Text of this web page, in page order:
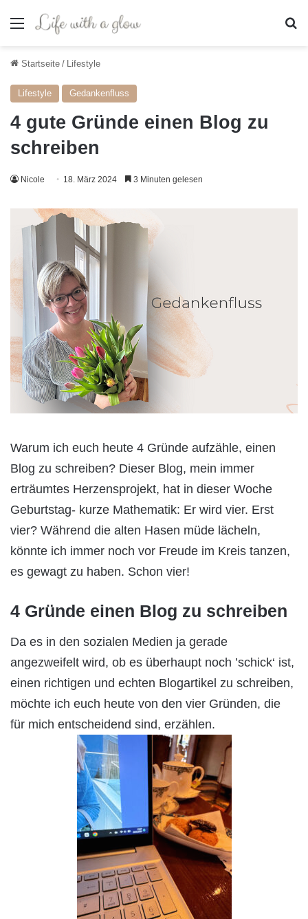
Menü
Startseite / Lifestyle
Lifestyle Gedankenfluss
4 gute Gründe einen Blog zu
schreiben
Nicole 18. März 2024 3 Minuten gelesen
Warum ich euch heute 4 Gründe aufzähle, einen
Blog zu schreiben? Dieser Blog, mein immer
erträumtes Herzensprojekt, hat in dieser Woche
Geburtstag- kurze Mathematik: Er wird vier. Erst
vier? Während die alten Hasen müde lächeln,
könnte ich immer noch vor Freude im Kreis tanzen,
es gewagt zu haben. Schon vier!
4 Gründe einen Blog zu schreiben
Da es in den sozialen Medien ja gerade
angezweifelt wird, ob es überhaupt noch ’schick‘ ist,
einen richtigen und echten Blogartikel zu schreiben,
möchte ich euch heute von den vier Gründen, die
für mich entscheidend sind, erzählen.